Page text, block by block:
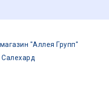
"Аллея Групп"
Салехард